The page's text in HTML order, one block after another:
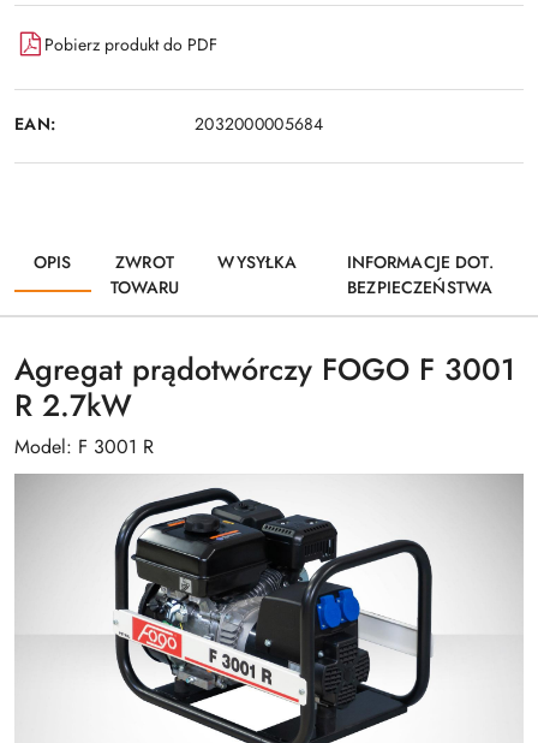
Pobierz produkt do PDF
EAN: 2032000005684
OPIS
ZWROT
TOWARU
WYSYŁKA
INFORMACJE DOT.
BEZPIECZEŃSTWA
Agregat prądotwórczy FOGO F 3001
R 2.7kW
Model: F 3001 R